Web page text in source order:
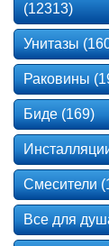
(12313)
Унитазы
Раковины
Биде (169)
Смесители
Все для